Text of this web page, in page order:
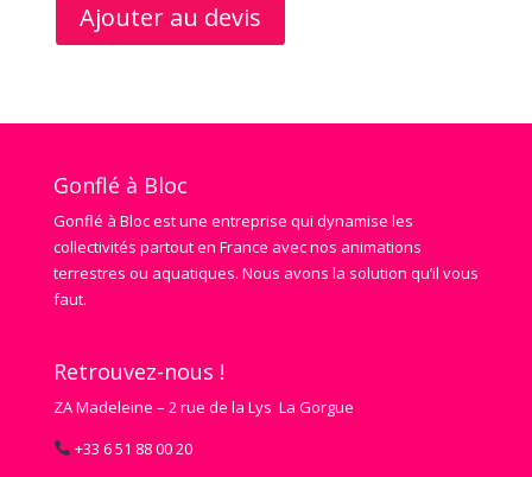
Ajouter au devis
Gonflé à Bloc
Gonflé à Bloc est une entreprise qui dynamise les
collectivités partout en France avec nos animations
terrestres ou aquatiques. Nous avons la solution qu’il vous
faut.
Retrouvez-nous !
ZA Madeleine – 2 rue de la Lys La Gorgue
+33 6 51 88 00 20